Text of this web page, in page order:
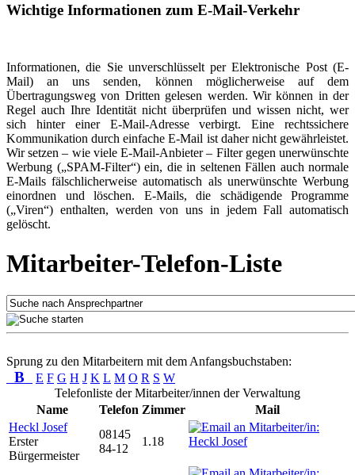
Wichtige Informationen zum E-Mail-Verkehr
Informationen, die Sie unverschlüsselt per Elektronische Post (E-
Mail) an uns senden, können möglicherweise auf dem
Übertragungsweg von Dritten gelesen werden. Wir können in der
Regel auch Ihre Identität nicht überprüfen und wissen nicht, wer
sich hinter einer E-Mail-Adresse verbirgt. Eine rechtssichere
Kommunikation durch einfache E-Mail ist daher nicht gewährleistet.
Wir setzen – wie viele E-Mail-Anbieter – Filter gegen unerwünschte
Werbung („SPAM-Filter“) ein, die in seltenen Fällen auch normale
E-Mails fälschlicherweise automatisch als unerwünschte Werbung
einordnen und löschen. E-Mails, die schädigende Programme
(„Viren“) enthalten, werden von uns in jedem Fall automatisch
gelöscht.
Mitarbeiter-Telefon-Liste
Sprung zu den Mitarbeitern mit dem Anfangsbuchstaben:
B E F G H J K L M O R S W
Telefonliste der Mitarbeiter/innen der Verwaltung
Name
Telefon Zimmer
Mail
Heckl Josef
Erster
Bürgermeister
08145
84-12
1.18